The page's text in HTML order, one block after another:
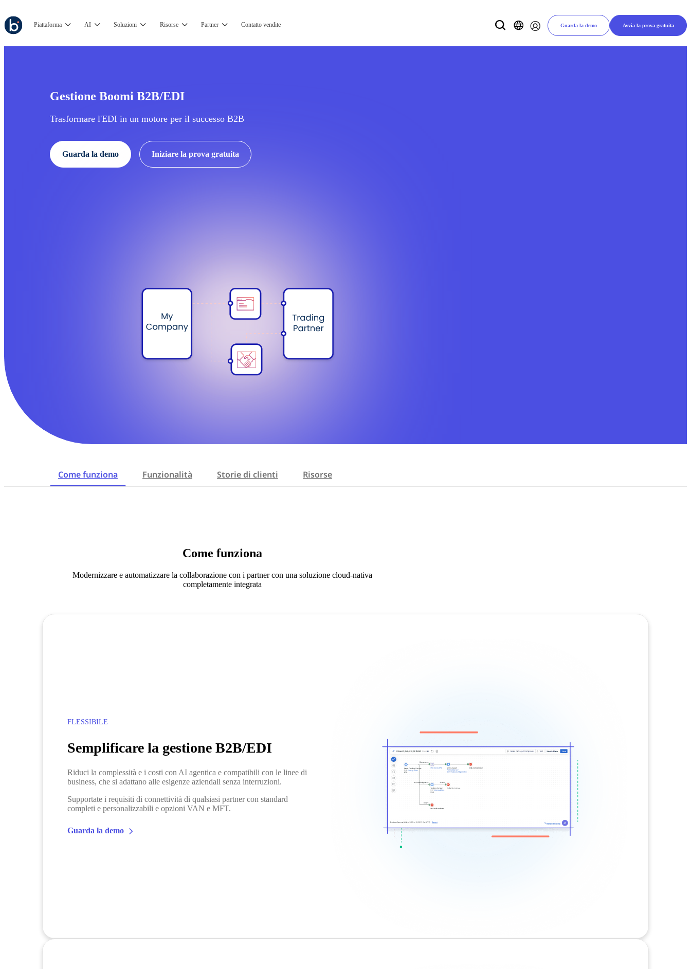
Piattaforma AI Soluzioni Risorse Partner Contatto vendite Guarda la demo Avvia la prova gratuita
Gestione Boomi B2B/EDI
Trasformare l'EDI in un motore per il successo B2B
Guarda la demo Iniziare la prova gratuita
Come funziona Funzionalità Storie di clienti Risorse
Come funziona
Modernizzare e automatizzare la collaborazione con i partner con una soluzione cloud-nativa
completamente integrata
FLESSIBILE
Semplificare la gestione B2B/EDI
Riduci la complessità e i costi con AI agentica e compatibili con le linee di
business, che si adattano alle esigenze aziendali senza interruzioni.
Supportate i requisiti di connettività di qualsiasi partner con standard
completi e personalizzabili e opzioni VAN e MFT.
Guarda la demo